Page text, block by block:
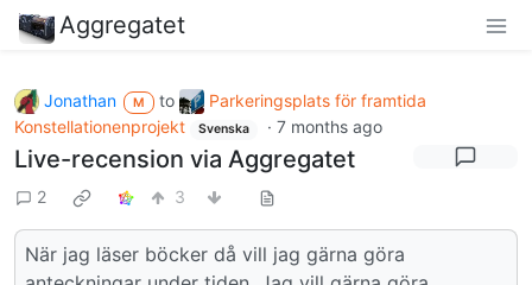
Aggregatet
Jonathan M to
Parkeringsplats för framtida
Konstellationenprojekt
Svenska · 7 months ago
Live-recension via Aggregatet
2 3
När jag läser böcker då vill jag gärna göra